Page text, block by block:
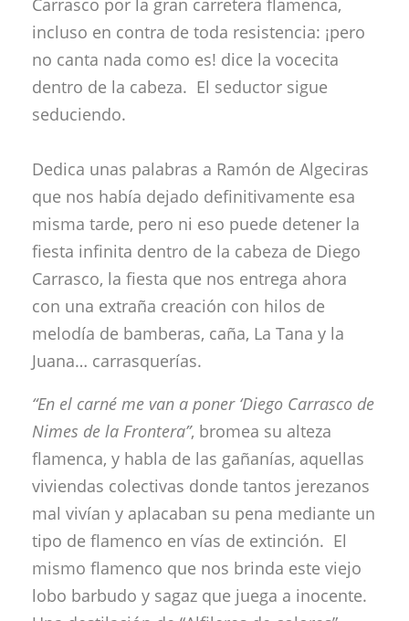
incluso en contra de toda resistencia: ¡pero
no canta nada como es! dice la vocecita
dentro de la cabeza. El seductor sigue
seduciendo.
Dedica unas palabras a Ramón de Algeciras
que nos había dejado definitivamente esa
misma tarde, pero ni eso puede detener la
fiesta infinita dentro de la cabeza de Diego
Carrasco, la fiesta que nos entrega ahora
con una extraña creación con hilos de
melodía de bamberas, caña, La Tana y la
Juana… carrasquerías.
“En el carné me van a poner ‘Diego Carrasco de
Nimes de la Frontera”, bromea su alteza
flamenca, y habla de las gañanías, aquellas
viviendas colectivas donde tantos jerezanos
mal vivían y aplacaban su pena mediante un
tipo de flamenco en vías de extinción. El
mismo flamenco que nos brinda este viejo
lobo barbudo y sagaz que juega a inocente.